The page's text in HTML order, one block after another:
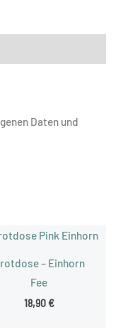
Daten und
– Einhorn
Fee
18,90 €